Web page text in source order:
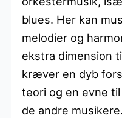
blues. Her kan
melodier og
ekstra dimension
kræver en dyb
teori og en evne
de andre musikere.